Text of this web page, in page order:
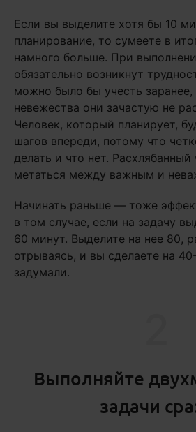
Если вы выделите хотя бы 10
планирование, то сумеете в
намного больше. При
обязательно возникнут
можно было бы учесть заранее,
невежества они зачастую не
Человек, который планирует,
шагов впереди, потому что
делать и что нет. Расхлябанный
метаться между важным и
Начинать раньше — тоже
в том случае, если на задачу
60 минут. Выделите на нее 80,
отрываясь, и вы сделаете на
задумали.
Выполняйте
задачи